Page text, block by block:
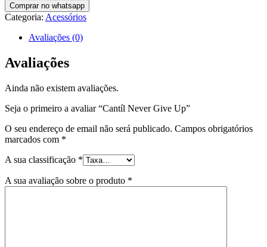
Comprar no whatsapp
Categoria: Acessórios
Avaliações (0)
Avaliações
Ainda não existem avaliações.
Seja o primeiro a avaliar “Cantíl Never Give Up”
O seu endereço de email não será publicado. Campos obrigatórios
marcados com *
A sua classificação *
A sua avaliação sobre o produto *